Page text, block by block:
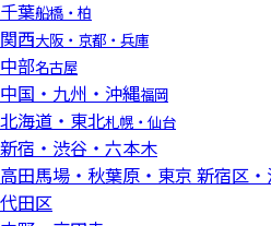
千葉船橋・柏
関西大阪・京都・兵庫
中部名古屋
中国・九州・沖縄福岡
北海道・東北札幌・仙台
新宿・渋谷・六本木
高田馬場・秋葉原・東京 新宿区
代田区